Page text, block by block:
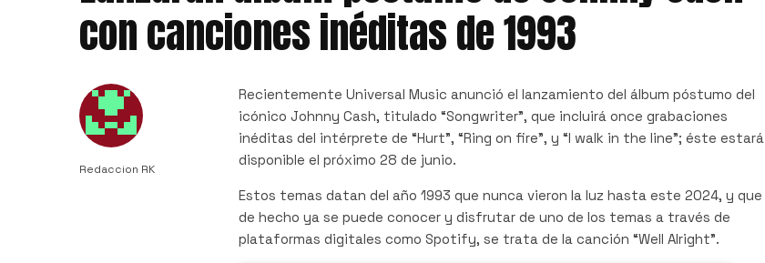
con canciones inéditas de 1993
Redaccion RK
Recientemente Universal Music anunció el lanzamiento del álbum póstumo del
icónico Johnny Cash, titulado “Songwriter”, que incluirá once grabaciones
inéditas del intérprete de “Hurt”, “Ring on fire”, y “I walk in the line”; éste estará
disponible el próximo 28 de junio.
Estos temas datan del año 1993 que nunca vieron la luz hasta este 2024, y que
de hecho ya se puede conocer y disfrutar de uno de los temas a través de
plataformas digitales como Spotify, se trata de la canción “Well Alright”.